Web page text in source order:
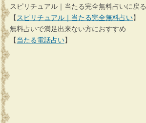
スピリチュアル｜当たる完全無料占いに戻る
【 スピリチュアル｜当たる完全無料占い】
無料占いで満足出来ない方におすすめ
【当たる電話占い】